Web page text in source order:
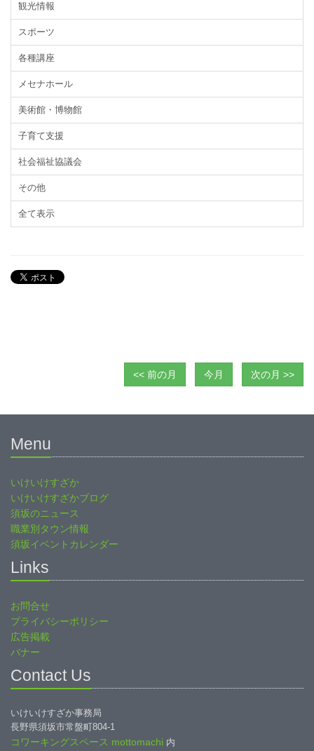
観光情報
スポーツ
各種講座
メセナホール
美術館・博物館
子育て支援
社会福祉協議会
その他
全て表示
<< 前の月 今月 次の月 >>
Menu
いけいけすざか
いけいけすざかブログ
須坂のニュース
職業別タウン情報
須坂イベントカレンダー
Links
お問合せ
プライバシーポリシー
広告掲載
バナー
Contact Us
いけいけすざか事務局
長野県須坂市常盤町804-1
コワーキングスペース mottomachi 内